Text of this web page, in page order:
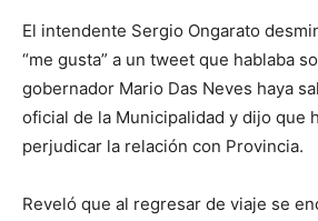
El intendente Sergio Ongarato
“me gusta” a un tweet que hablaba
gobernador Mario Das Neves haya
oficial de la Municipalidad y dijo que
perjudicar la relación con Provincia.
Reveló que al regresar de viaje se